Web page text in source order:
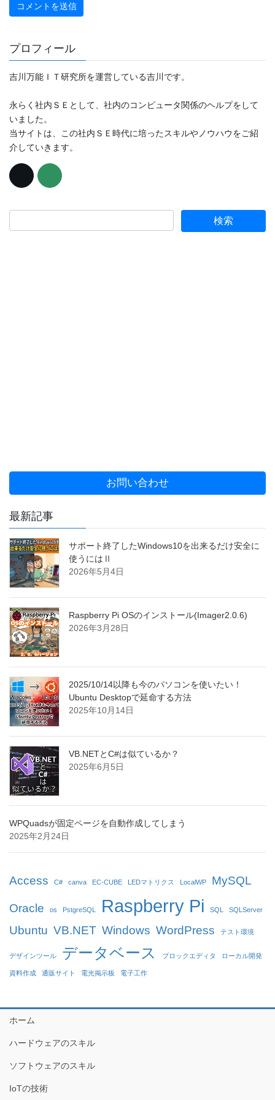
プロフィール
吉川万能ＩＴ研究所を運営している吉川です。
永らく社内ＳＥとして、社内のコンピュータ関係のヘルプをして
いました。
当サイトは、この社内ＳＥ時代に培ったスキルやノウハウをご紹
介していきます。
お問い合わせ
最新記事
サポート終了したWindows10を出来るだけ安全に
使うにはⅡ
2026年5月4日
Raspberry Pi OSのインストール(Imager2.0.6)
2026年3月28日
2025/10/14以降も今のパソコンを使いたい！
Ubuntu Desktopで延命する方法
2025年10月14日
VB.NETとC#は似ているか？
2025年6月5日
WPQuadsが固定ページを自動作成してしまう
2025年2月24日
Access C# canva EC-CUBE LEDマトリクス LocalWP MySQL
Oracle os PstgreSQL Raspberry Pi SQL SQLServer
Ubuntu VB.NET Windows WordPress テスト環境
デザインツール データベース ブロックエディタ ローカル開発
資料作成 通販サイト 電光掲示板 電子工作
ホーム
ハードウェアのスキル
ソフトウェアのスキル
IoTの技術